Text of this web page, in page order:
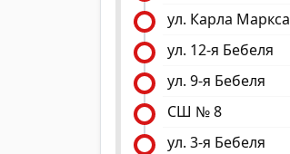
ул. Карла Маркса
ул. 12-я Бебеля
ул. 9-я Бебеля
СШ № 8
ул. 3-я Бебеля